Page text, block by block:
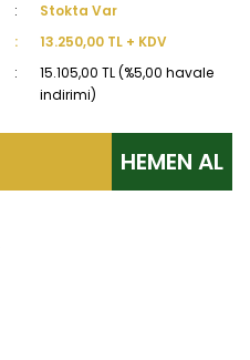
Stokta Var
13.250,00 TL + KDV
15.105,00 TL (%5,00 havale
indirimi)
HEMEN AL